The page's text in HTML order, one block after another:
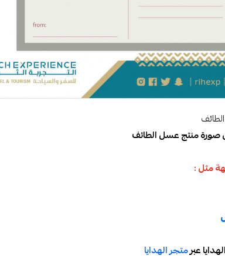
صورة منتج عسل الطائف
مثل :
عبرمتجر الهدايا